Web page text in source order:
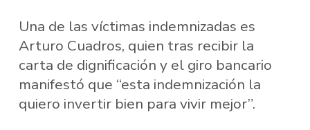
Una de las víctimas indemnizadas es
Arturo Cuadros, quien tras recibir la
carta de dignificación y el giro bancario
manifestó que “esta indemnización la
quiero invertir bien para vivir mejor”.